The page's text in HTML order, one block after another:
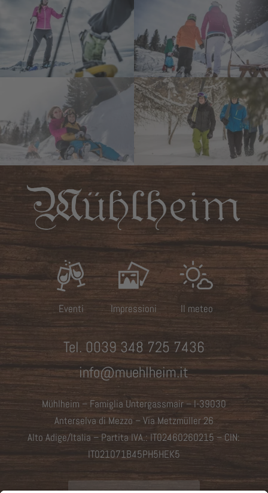
Eventi Impressioni Il meteo
Tel. 0039 348 725 7436
info@muehlheim.it
Mühlheim – Famiglia Untergassmair – I-39030
Anterselva di Mezzo –Via Metzmüller 26
Alto Adige/Italia – Partita IVA.: IT02460260215 – CIN:
IT021071B45PH5HEK5